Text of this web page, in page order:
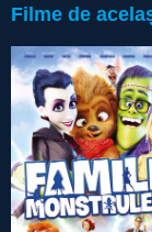
Filme de